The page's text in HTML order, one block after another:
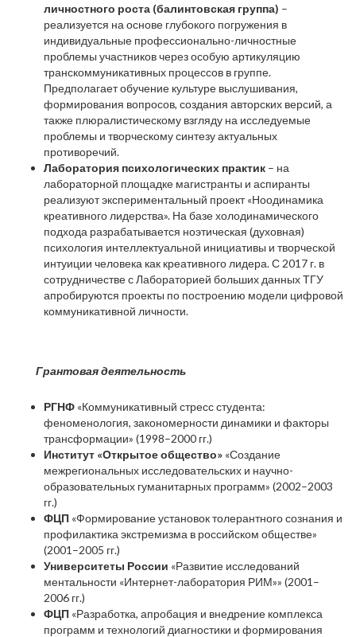
личностного роста (балинтовская группа) –
реализуется на основе глубокого погружения в
индивидуальные профессионально-личностные
проблемы участников через особую артикуляцию
транскоммуникативных процессов в группе.
Предполагает обучение культуре выслушивания,
формирования вопросов, создания авторских версий, а
также плюралистическому взгляду на исследуемые
проблемы и творческому синтезу актуальных
противоречий.
Лаборатория психологических практик – на
лабораторной площадке магистранты и аспиранты
реализуют экспериментальный проект «Ноодинамика
креативного лидерства». На базе холодинамического
подхода разрабатывается ноэтическая (духовная)
психология интеллектуальной инициативы и творческой
интуиции человека как креативного лидера. С 2017 г. в
сотрудничестве с Лабораторией больших данных ТГУ
апробируются проекты по построению модели цифровой
коммуникативной личности.
Грантовая деятельность
РГНФ «Коммуникативный стресс студента:
феноменология, закономерности динамики и факторы
трансформации» (1998–2000 гг.)
Институт «Открытое общество» «Создание
межрегиональных исследовательских и научно-
образовательных гуманитарных программ» (2002–2003
гг.)
ФЦП «Формирование установок толерантного сознания и
профилактика экстремизма в российском обществе»
(2001–2005 гг.)
Университеты России «Развитие исследований
ментальности «Интернет-лаборатория РИМ»» (2001–
2006 гг.)
ФЦП «Разработка, апробация и внедрение комплекса
программ и технологий диагностики и формирования